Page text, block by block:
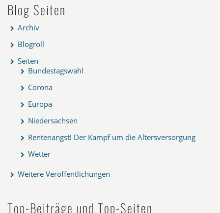
Blog Seiten
Archiv
Blogroll
Seiten
Bundestagswahl
Corona
Europa
Niedersachsen
Rentenangst! Der Kampf um die Altersversorgung
Wetter
Weitere Veröffentlichungen
Top-Beiträge und Top-Seiten